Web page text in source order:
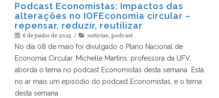
Podcast Economistas: Impactos das
alterações no IOFEconomia circular –
repensar, reduzir, reutilizar
6 de junho de 2025 notícias podcast
No dia 08 de maio foi divulgado o Plano Nacional de
Economia Circular. Michelle Martins, professora da UFV,
aborda o tema no podcast Economistas desta semana Está
no ar mais um episódio do podcast Economistas, e o tema
desta semana